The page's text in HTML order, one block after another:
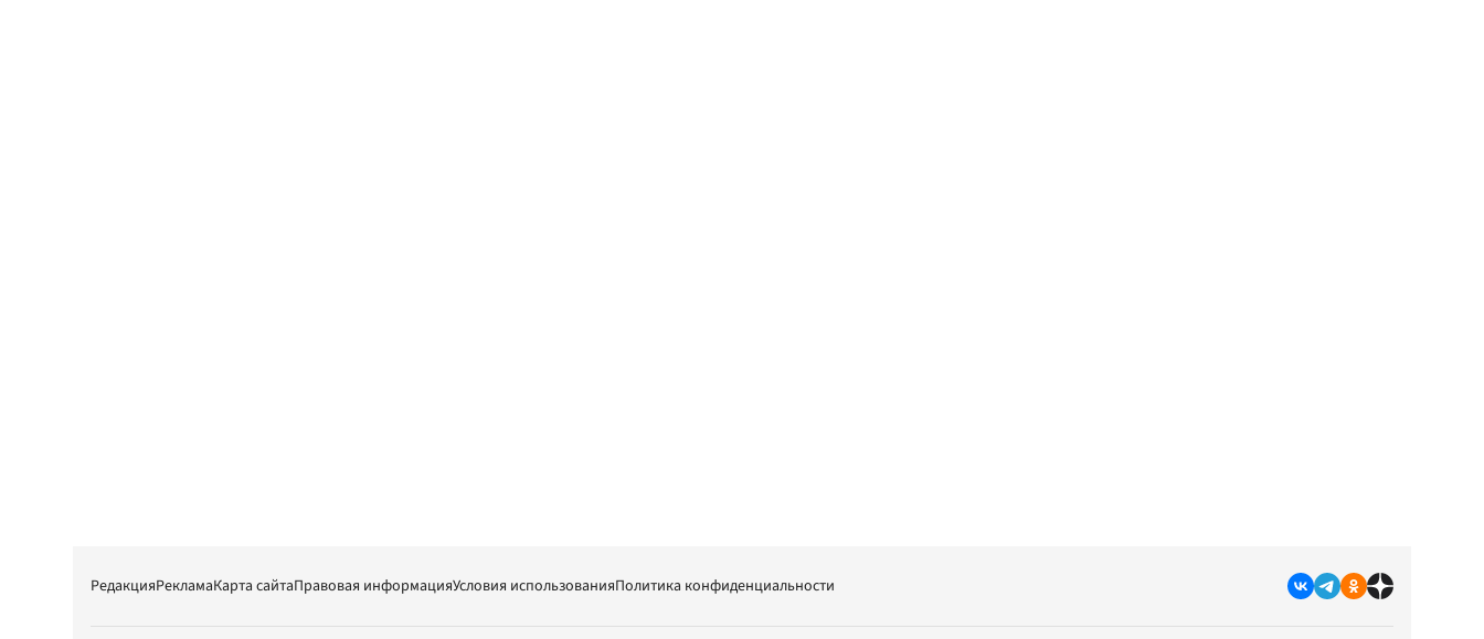
РедакцияРекламаКарта сайтаПравовая информацияУсловия использованияПолитика конфиденциальности